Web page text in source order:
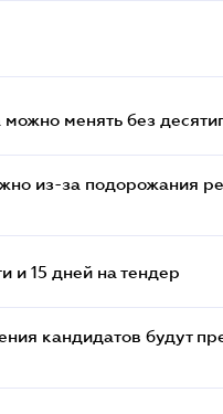
менять без
из-за подорожания
и 15 дней на тендер
кандидатов будут